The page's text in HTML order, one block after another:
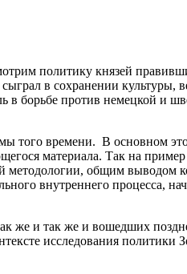
политику князей
в сохранении культуры,
в борьбе против немецкой и
того времени. В основном
материала. Так на
методологии, общим выводом
внутреннего процесса,
же и так же и вошедших
исследования